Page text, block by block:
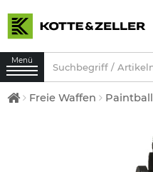
Menü
Freie Waffen Paintball